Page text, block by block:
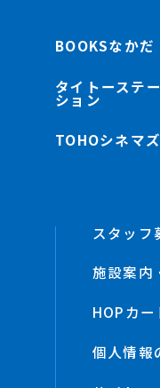
BOOKSなかだ
タイトーステー
ション
TOHOシネマズ
スタッフ
施設案内
HOPカー
個人情報